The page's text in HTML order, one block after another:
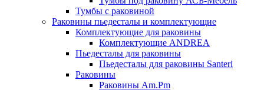
Тумбы с раковиной
Раковины пьедесталы и комплектующие
Комплектующие для раковины
Комплектующие ANDREA
Пьедесталы для раковины
Пьедесталы для раковины Santeri
Раковины
Раковины Am.Pm